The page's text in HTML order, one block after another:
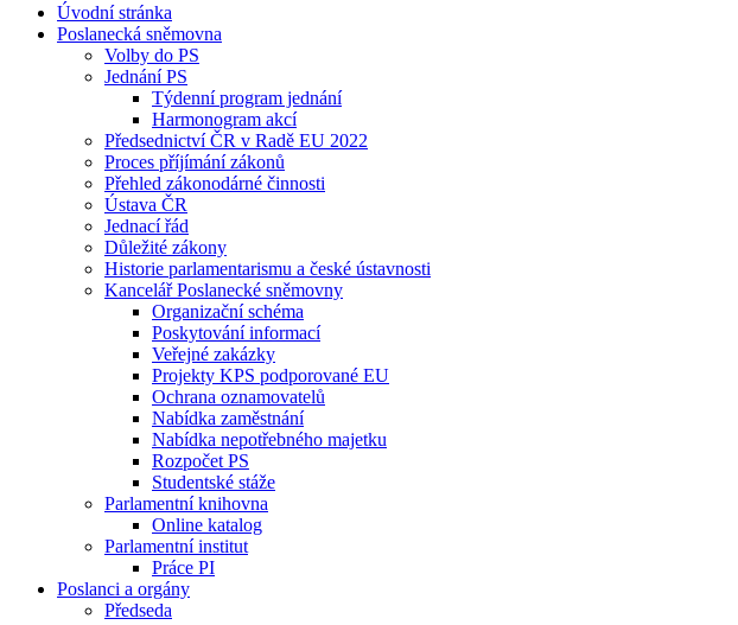
Úvodní stránka
Poslanecká sněmovna
Volby do PS
Jednání PS
Týdenní program jednání
Harmonogram akcí
Předsednictví ČR v Radě EU 2022
Proces příjímání zákonů
Přehled zákonodárné činnosti
Ústava ČR
Jednací řád
Důležité zákony
Historie parlamentarismu a české ústavnosti
Kancelář Poslanecké sněmovny
Organizační schéma
Poskytování informací
Veřejné zakázky
Projekty KPS podporované EU
Ochrana oznamovatelů
Nabídka zaměstnání
Nabídka nepotřebného majetku
Rozpočet PS
Studentské stáže
Parlamentní knihovna
Online katalog
Parlamentní institut
Práce PI
Poslanci a orgány
Předseda